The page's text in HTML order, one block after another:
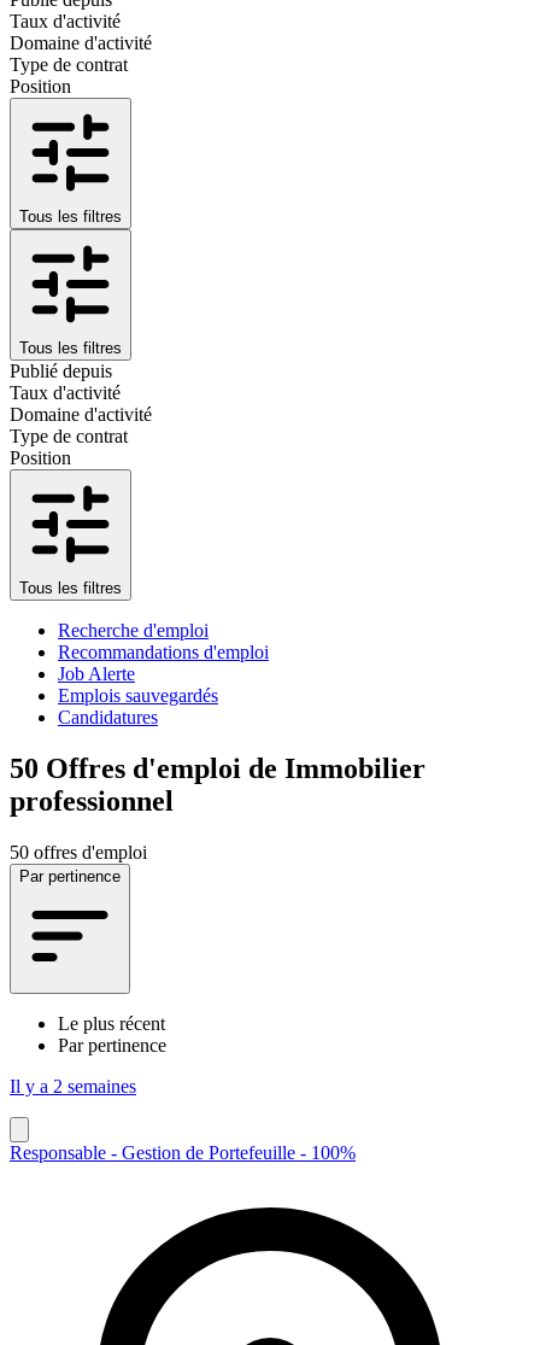
Taux d'activité
Domaine d'activité
Type de contrat
Position
Tous les filtres
Tous les filtres
Publié depuis
Taux d'activité
Domaine d'activité
Type de contrat
Position
Tous les filtres
Recherche d'emploi
Recommandations d'emploi
Job Alerte
Emplois sauvegardés
Candidatures
50 Offres d'emploi de Immobilier
professionnel
50 offres d'emploi
Par pertinence
Le plus récent
Par pertinence
Il y a 2 semaines
Responsable - Gestion de Portefeuille - 100%